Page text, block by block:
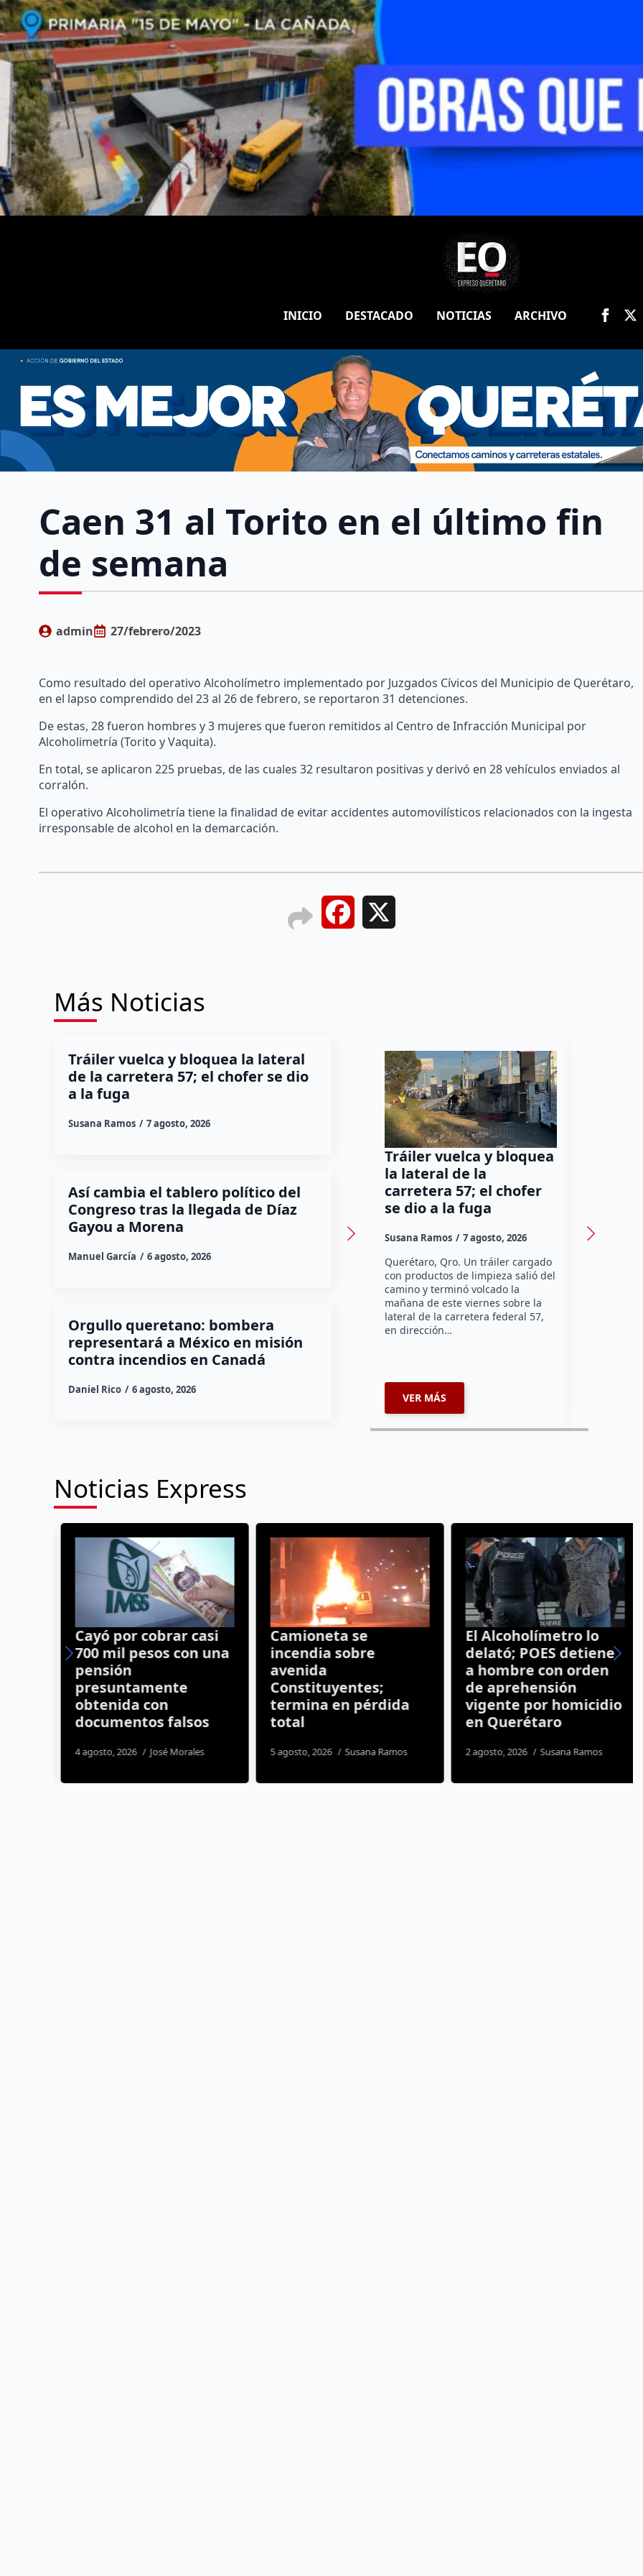
INICIO DESTACADO NOTICIAS ARCHIVO
Caen 31 al Torito en el último fin
de semana
admin 27/febrero/2023
Como resultado del operativo Alcoholímetro implementado por Juzgados Cívicos del Municipio de Querétaro,
en el lapso comprendido del 23 al 26 de febrero, se reportaron 31 detenciones.
De estas, 28 fueron hombres y 3 mujeres que fueron remitidos al Centro de Infracción Municipal por
Alcoholimetría (Torito y Vaquita).
En total, se aplicaron 225 pruebas, de las cuales 32 resultaron positivas y derivó en 28 vehículos enviados al
corralón.
El operativo Alcoholimetría tiene la finalidad de evitar accidentes automovilísticos relacionados con la ingesta
irresponsable de alcohol en la demarcación.
Facebook
Más Noticias
Tráiler vuelca y bloquea la lateral
de la carretera 57; el chofer se dio
a la fuga
Susana Ramos 7 agosto, 2026
Así cambia el tablero político del
Congreso tras la llegada de Díaz
Gayou a Morena
Manuel García 6 agosto, 2026
Orgullo queretano: bombera
representará a México en misión
contra incendios en Canadá
Daniel Rico 6 agosto, 2026
Tráiler vuelca y bloquea
la lateral de la
carretera 57; el chofer
se dio a la fuga
Susana Ramos 7 agosto, 2026
Querétaro, Qro. Un tráiler cargado
con productos de limpieza salió del
camino y terminó volcado la
mañana de este viernes sobre la
lateral de la carretera federal 57,
en dirección…
VER MÁS
tras la
Manuel
El cambio
diputada
uno más
que
Noticias Express
Cayó por cobrar casi
700 mil pesos con una
pensión
presuntamente
obtenida con
documentos falsos
4 agosto, 2026 José Morales
Camioneta se
incendia sobre
avenida
Constituyentes;
termina en pérdida
total
5 agosto, 2026 Susana Ramos
El Alcoholímetro lo
delató; POES detiene
a hombre con orden
de aprehensión
vigente por homicidio
en Querétaro
2 agosto, 2026 Susana Ramos